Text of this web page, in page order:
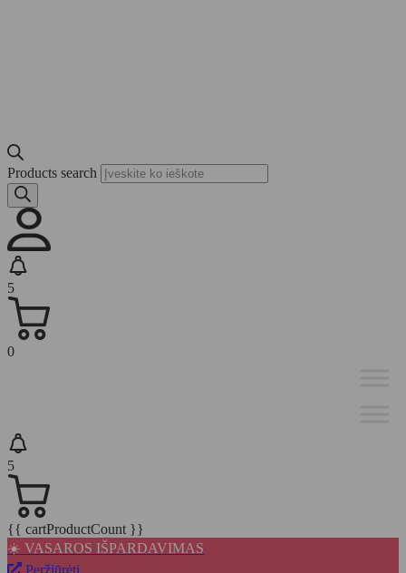
Products search
5
0
5
{{ cartProductCount }}
☀️ VASAROS IŠPARDAVIMAS
Peržiūrėti